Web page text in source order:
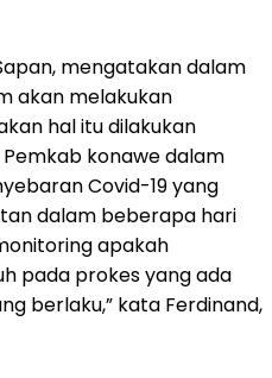
mengatakan dalam
akan melakukan
hal itu dilakukan
konawe dalam
Covid-19 yang
dalam beberapa hari
apakah
pada prokes yang ada
berlaku,” kata Ferdinand,